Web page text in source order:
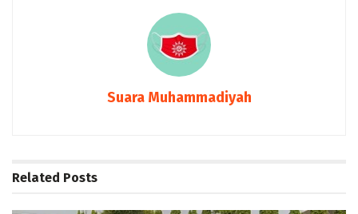
Suara Muhammadiyah
Related Posts